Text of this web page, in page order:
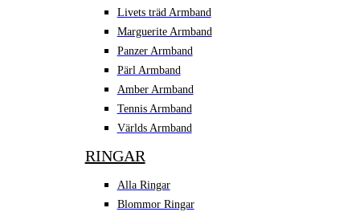
Livets träd Armband
Marguerite Armband
Panzer Armband
Pärl Armband
Amber Armband
Tennis Armband
Världs Armband
RINGAR
Alla Ringar
Blommor Ringar